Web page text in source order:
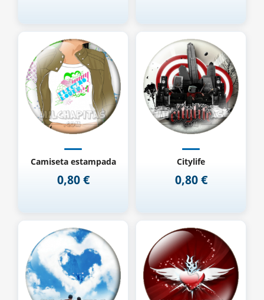
Camiseta estampada
Precio
0,80 €
Citylife
Precio
0,80 €